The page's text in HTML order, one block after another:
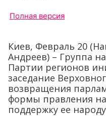
Полная версия
Киев, Февраль 20
Андреев) – Группа
Партии регионов
заседание
возвращения
формы правления
поддержку ее